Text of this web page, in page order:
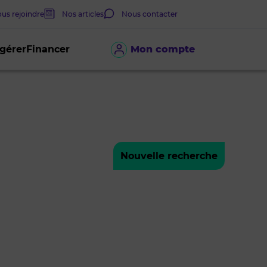
Mon compte
Financer
rejoindre Nos articles Nous contacter
Nouvelle recherche